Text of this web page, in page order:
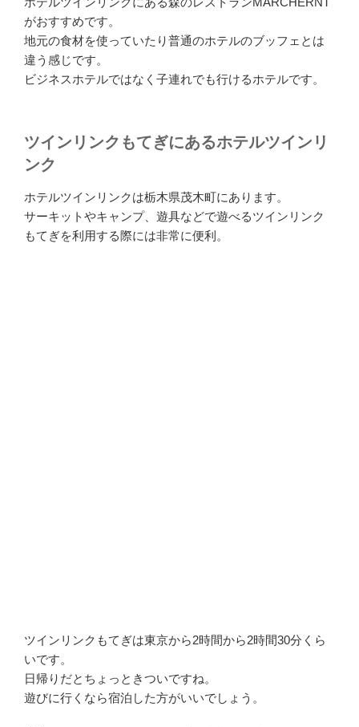
がおすすめです。
地元の食材を使っていたり普通のホテルのブッフェとは
違う感じです。
ビジネスホテルではなく子連れでも行けるホテルです。
ツインリンクもてぎにあるホテルツインリ
ンク
ホテルツインリンクは栃木県茂木町にあります。
サーキットやキャンプ、遊具などで遊べるツインリンク
もてぎを利用する際には非常に便利。
ツインリンクもてぎは東京から2時間から2時間30分くら
いです。
日帰りだとちょっときついですね。
遊びに行くなら宿泊した方がいいでしょう。